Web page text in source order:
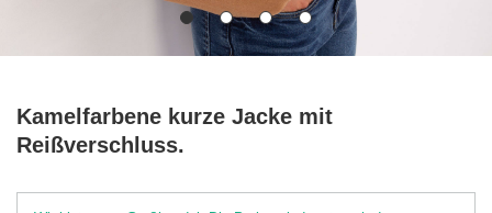
Kamelfarbene kurze Jacke mit
Reißverschluss.